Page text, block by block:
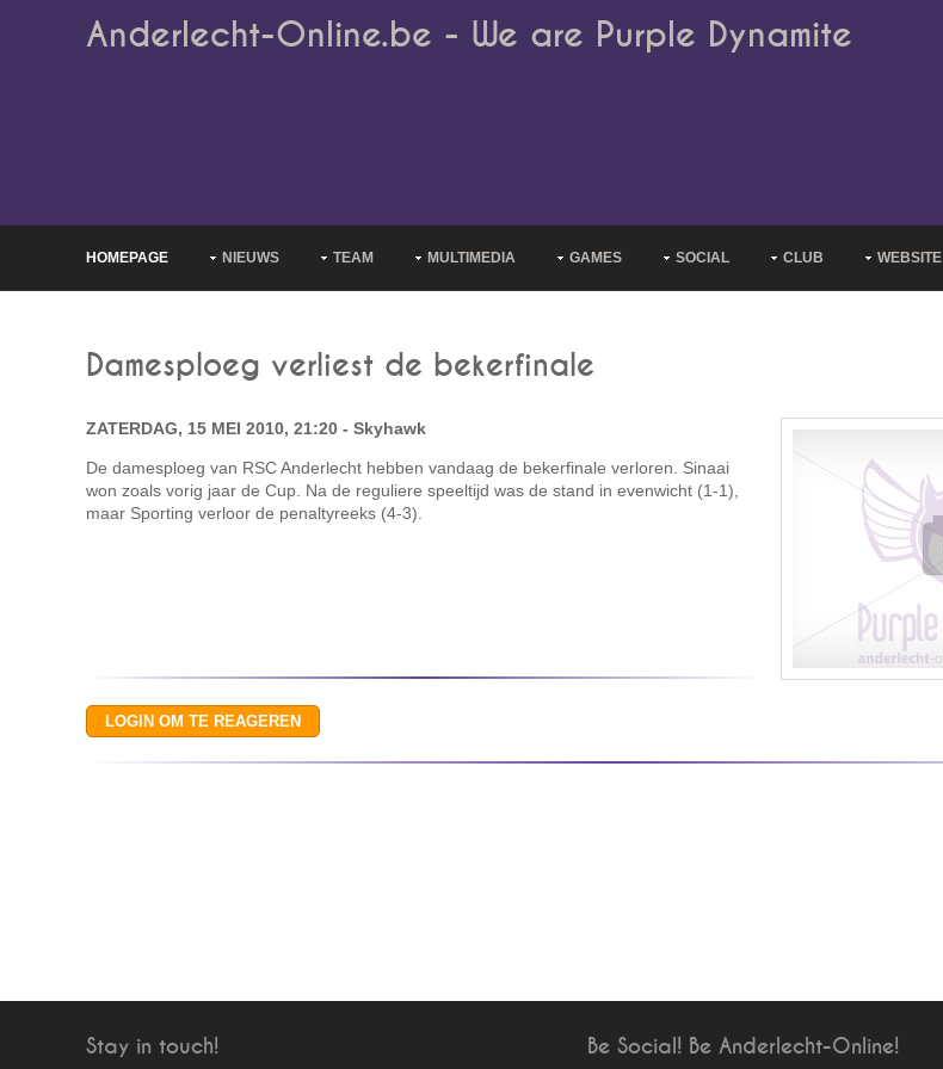
Anderlecht-Online.be - We are Purple Dynamite
HOMEPAGE NIEUWS TEAM MULTIMEDIA GAMES SOCIAL CLUB WEBSITE
Damesploeg verliest de bekerfinale
ZATERDAG, 15 MEI 2010, 21:20 - Skyhawk
De damesploeg van RSC Anderlecht hebben vandaag de bekerfinale verloren. Sinaai
won zoals vorig jaar de Cup. Na de reguliere speeltijd was de stand in evenwicht (1-1),
maar Sporting verloor de penaltyreeks (4-3).
Stay in touch! Be Social! Be Anderlecht-Online!